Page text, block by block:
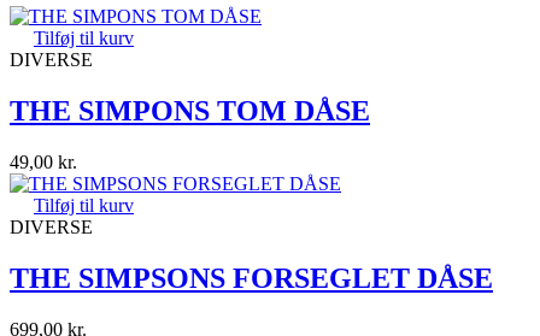
Tilføj til kurv
DIVERSE
THE SIMPONS TOM DÅSE
49,00 kr.
Tilføj til kurv
DIVERSE
THE SIMPSONS FORSEGLET DÅSE
699,00 kr.